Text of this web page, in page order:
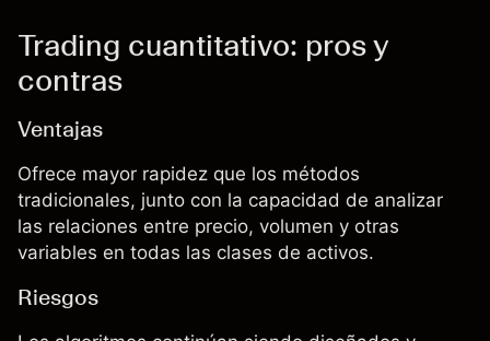
Trading cuantitativo: pros y
contras
Ventajas
Ofrece mayor rapidez que los métodos
tradicionales, junto con la capacidad de analizar
las relaciones entre precio, volumen y otras
variables en todas las clases de activos.
Riesgos